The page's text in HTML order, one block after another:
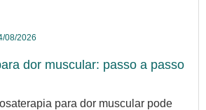
08/2026
dor muscular: passo a passo
para dor muscular pode